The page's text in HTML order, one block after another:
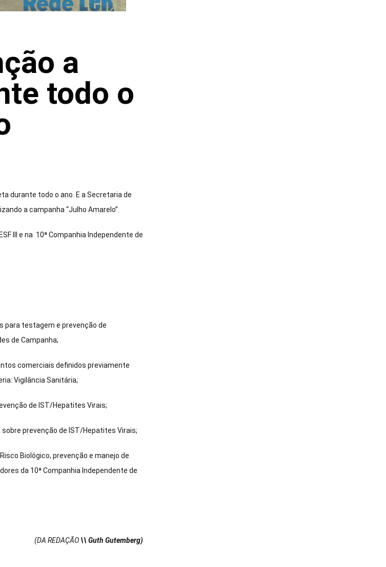
a
todo o
durante todo o ano. E a Secretaria de
a campanha “Julho Amarelo”.
III e na 10ª Companhia Independente de
para testagem e prevenção de
de Campanha;
comerciais definidos previamente
Vigilância Sanitária;
de IST/Hepatites Virais;
prevenção de IST/Hepatites Virais;
Biológico, prevenção e manejo de
da 10ª Companhia Independente de
(DA REDAÇÃO \\ Guth Gutemberg)